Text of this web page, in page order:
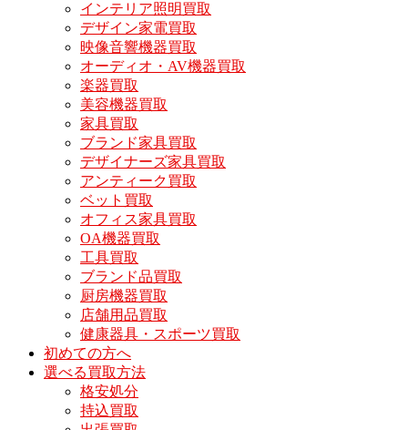
インテリア照明買取
デザイン家電買取
映像音響機器買取
オーディオ・AV機器買取
楽器買取
美容機器買取
家具買取
ブランド家具買取
デザイナーズ家具買取
アンティーク買取
ベット買取
オフィス家具買取
OA機器買取
工具買取
ブランド品買取
厨房機器買取
店舗用品買取
健康器具・スポーツ買取
初めての方へ
選べる買取方法
格安処分
持込買取